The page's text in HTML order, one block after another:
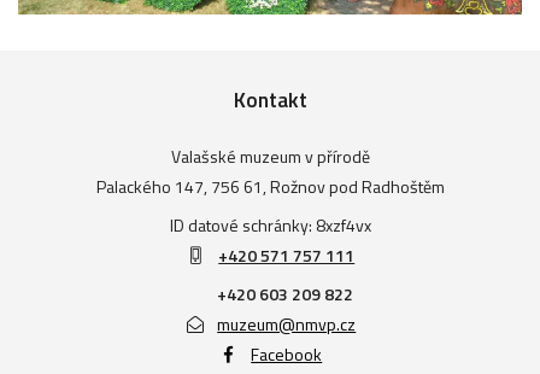
Kontakt
Valašské muzeum v přírodě
Palackého 147, 756 61, Rožnov pod Radhoštěm
ID datové schránky: 8xzf4vx
+420 571 757 111
+420 603 209 822
muzeum@nmvp.cz
Facebook